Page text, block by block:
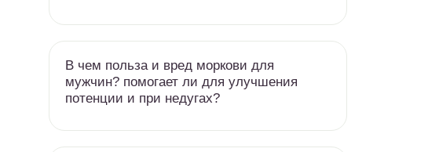
В чем польза и вред моркови для
мужчин? помогает ли для улучшения
потенции и при недугах?